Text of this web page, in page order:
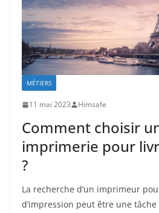
MÉTIERS
11 mai 2023 Himsafe
Comment choisir
imprimerie pour
?
La recherche d’un imprimeur
d’impression peut être une